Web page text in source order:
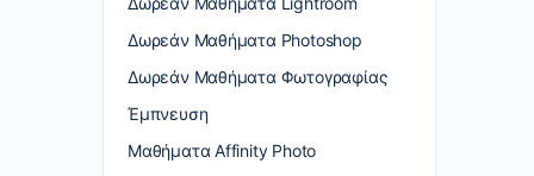
Δωρεάν Μαθήματα Photoshop
Δωρεάν Μαθήματα Φωτογραφίας
Έμπνευση
Μαθήματα Affinity Photo